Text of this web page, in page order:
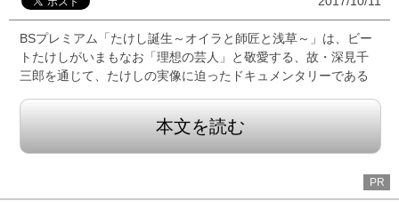
BSプレミアム「たけし誕生～オイラと師匠と浅草～」は、ビー
トたけしがいまもなお「理想の芸人」と敬愛する、故・深見千
三郎を通じて、たけしの実像に迫ったドキュメンタリーである
本文を読む
PR